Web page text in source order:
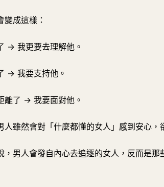
變成這樣：
→ 我更要去理解他。
→ 我要支持他。
離了 → 我要面對他。
人雖然會對「什麼都懂的女人」感到安心，
，男人會發自內心去追逐的女人，反而是那